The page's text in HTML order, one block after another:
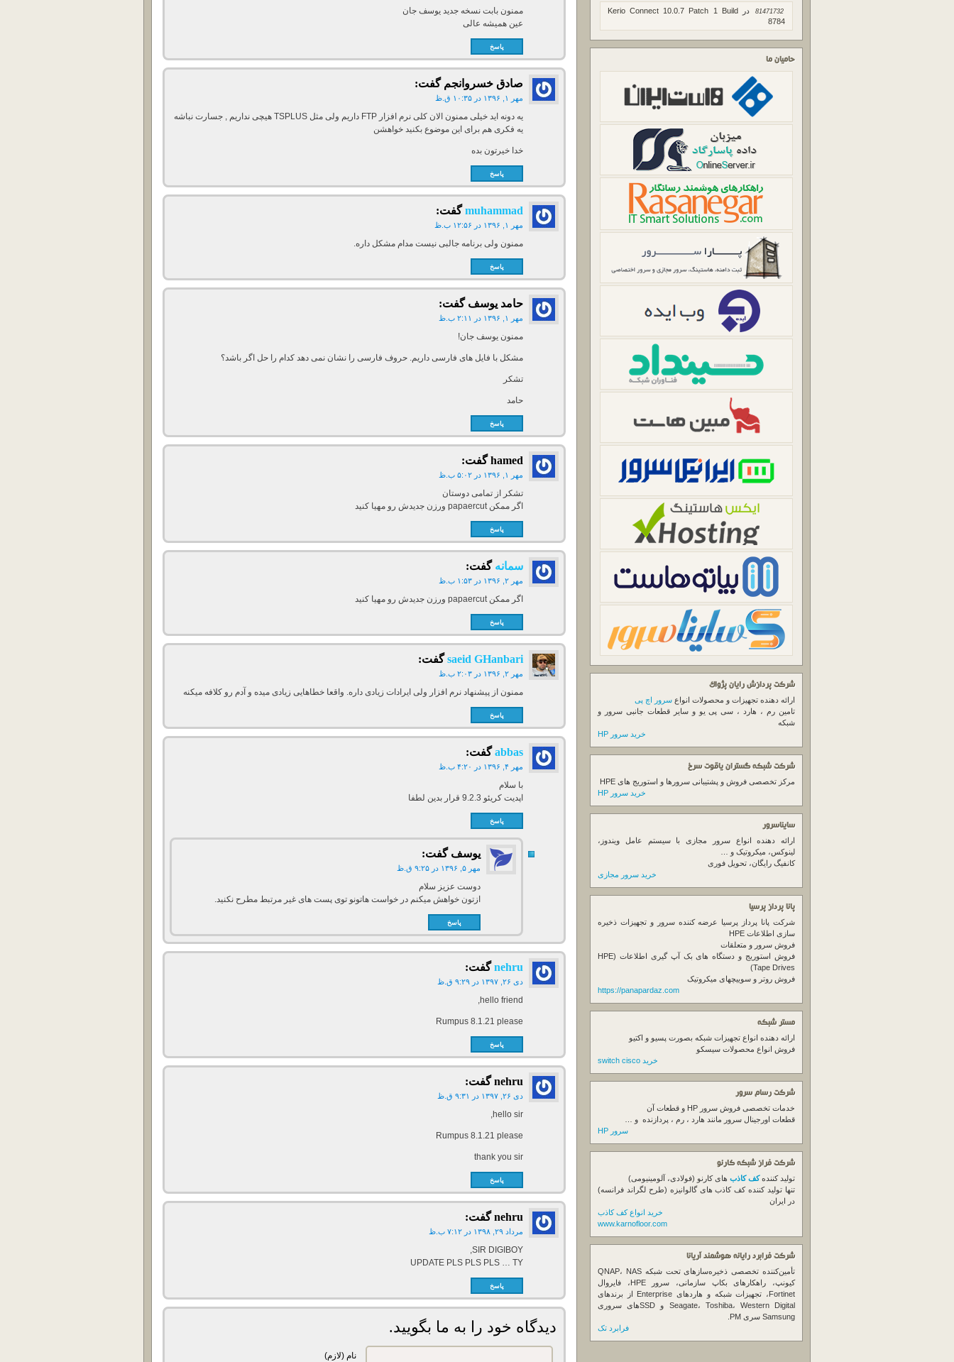
81471732 درKerio Connect 10.0.7 Patch 1 Build
8784
حامیان ما
شرکت پردازش رایان پژواک
ارائه دهنده تجهیزات و محصولات انواع سرور اچ پی
تامین رم ، هارد ، سی پی یو و سایر قطعات جانبی سرور و
شبکه
خرید سرور HP
شرکت شبکه گستران یاقوت سرخ
مرکز تخصصی فروش و پشتیبانی سرورها و استوریج های HPE
خرید سرور HP
سایناسرور
ارائه دهنده انواع سرور مجازی با سیستم عامل ویندوز،
لینوکس، میکروتیک و …
کانفیگ رایگان، تحویل فوری
خرید سرور مجازی
پانا پرداز پرسیا
شرکت پانا پرداز پرسیا عرضه کننده سرور و تجهیزات ذخیره
سازی اطلاعات HPE
فروش سرور و متعلقات
فروش استوریج و دستگاه های بک آپ گیری اطلاعات (HPE
Tape Drives)
فروش روتر و سوییچهای میکروتیک
https://panapardaz.com
مستر شبکه
ارائه دهنده انواع تجهیزات شبکه بصورت پسیو و اکتیو
فروش انواع محصولات سیسکو
خرید switch cisco
شرکت رسام سرور
خدمات تخصصی فروش سرور
قطعات اورجینال سرور مانند هارد ، رم ، پردازنده و …
سرور HP
شرکت فراز شبکه کارنو
تولید کنندهکف کاذب های کارنو (فولادی، آلومینیومی)
تنها تولید کننده کف کاذب های گالوانیزه (طرح لگراند فرانسه)
در ایران
خرید انواع کف کاذب
www.karnofloor.com
شرکت فرابرد رایانه هوشمند آریانا
تأمین‌کننده تخصصی ذخیره‌سازهای تحت شبکه QNAP، NAS
کیونپ، راهکارهای بکاپ سازمانی، سرور HPE، فایروال
Fortinet، تجهیزات شبکه و هاردهای Enterprise از برندهای
Seagate، Toshiba، Western Digital و SSDهای سروری
Samsung سری PM.
فرابرد تک
ممنون بابت نسخه جدید یوسف جان
عین همیشه عالی
پاسخ
صادق خسروانجم گفت:
مهر ۱, ۱۳۹۶ در ۱۰:۳۵ ق.ظ
یه دونه اید خیلی ممنون الان کلی نرم افزار FTP داریم ولی مثل TSPLUS هیچی نداریم , جسارت نباشه
یه فکری هم برای این موضوع بکنید خواهشن
خدا خیرتون بده
پاسخ
muhammad گفت:
مهر ۱, ۱۳۹۶ در ۱۲:۵۶ ب.ظ
ممنون ولی برنامه جالبی نیست مدام مشکل داره.
پاسخ
حامد یوسف گفت:
مهر ۱, ۱۳۹۶ در ۲:۱۱ ب.ظ
ممنون یوسف جان!
مشکل با فایل های فارسی داریم. حروف فارسی را نشان نمی دهد کدام را حل اگر باشد؟
تشکر
حامد
پاسخ
hamed گفت:
مهر ۱, ۱۳۹۶ در ۵:۰۲ ب.ظ
تشکر از تمامی دوستان
اگر ممکن papaercut ورزن جدیدش رو مهیا کنید
پاسخ
سمانه گفت:
مهر ۲, ۱۳۹۶ در ۱:۵۳ ب.ظ
اگر ممکن papaercut ورزن جدیدش رو مهیا کنید
پاسخ
saeid GHanbari گفت:
مهر ۲, ۱۳۹۶ در ۲:۰۳ ب.ظ
ممنون از پیشنهاد نرم افزار ولی ایرادات زیادی داره. واقعا خطاهایی زیادی میده و آدم رو کلافه میکنه
پاسخ
abbas گفت:
مهر ۴, ۱۳۹۶ در ۴:۲۰ ب.ظ
با سلام
اپدیت کریئو 9.2.3 قرار بدین لطفا
پاسخ
یوسف گفت:
مهر ۵, ۱۳۹۶ در ۹:۲۵ ق.ظ
دوست عزیز سلام
ازتون خواهش میکنم در خواست هاتونو توی پست های غیر مرتبط مطرح نکنید.
پاسخ
nehru گفت:
دی ۲۶, ۱۳۹۷ در ۹:۲۹ ق.ظ
hello friend,
Rumpus 8.1.21 please
پاسخ
nehru گفت:
دی ۲۶, ۱۳۹۷ در ۹:۳۱ ق.ظ
hello sir,
Rumpus 8.1.21 please
thank you sir
پاسخ
nehru گفت:
مرداد ۲۹, ۱۳۹۸ در ۷:۱۲ ب.ظ
SIR DIGIBOY,
UPDATE PLS PLS PLS … TY
پاسخ
دیدگاه خود را به ما بگویید.
نام (لازم)